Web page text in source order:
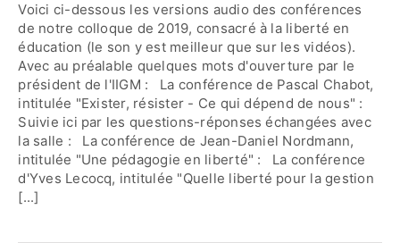
Contactez-nous
Accès adhérent·es
Voici ci-dessous les versions audio des conférences
de notre colloque de 2019, consacré à la liberté en
éducation (le son y est meilleur que sur les vidéos).
Avec au préalable quelques mots d'ouverture par le
président de l'IIGM : La conférence de Pascal Chabot,
intitulée "Exister, résister - Ce qui dépend de nous" :
Suivie ici par les questions-réponses échangées avec
la salle : La conférence de Jean-Daniel Nordmann,
intitulée "Une pédagogie en liberté" : La conférence
d'Yves Lecocq, intitulée "Quelle liberté pour la gestion
[...]